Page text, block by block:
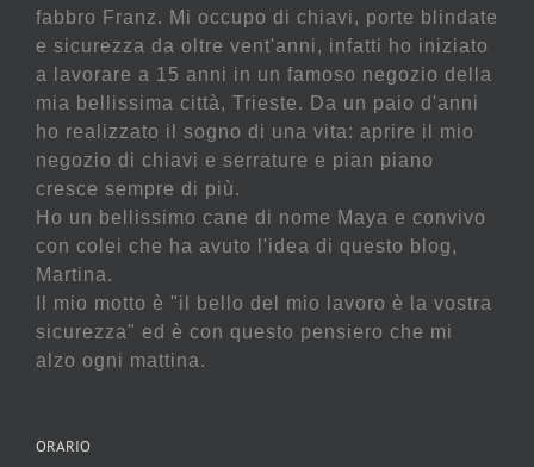
fabbro Franz. Mi occupo di chiavi, porte blindate
e sicurezza da oltre vent'anni, infatti ho iniziato
a lavorare a 15 anni in un famoso negozio della
mia bellissima città, Trieste. Da un paio d'anni
ho realizzato il sogno di una vita: aprire il mio
negozio di chiavi e serrature e pian piano
cresce sempre di più.
Ho un bellissimo cane di nome Maya e convivo
con colei che ha avuto l'idea di questo blog,
Martina.
Il mio motto è "il bello del mio lavoro è la vostra
sicurezza" ed è con questo pensiero che mi
alzo ogni mattina.
ORARIO